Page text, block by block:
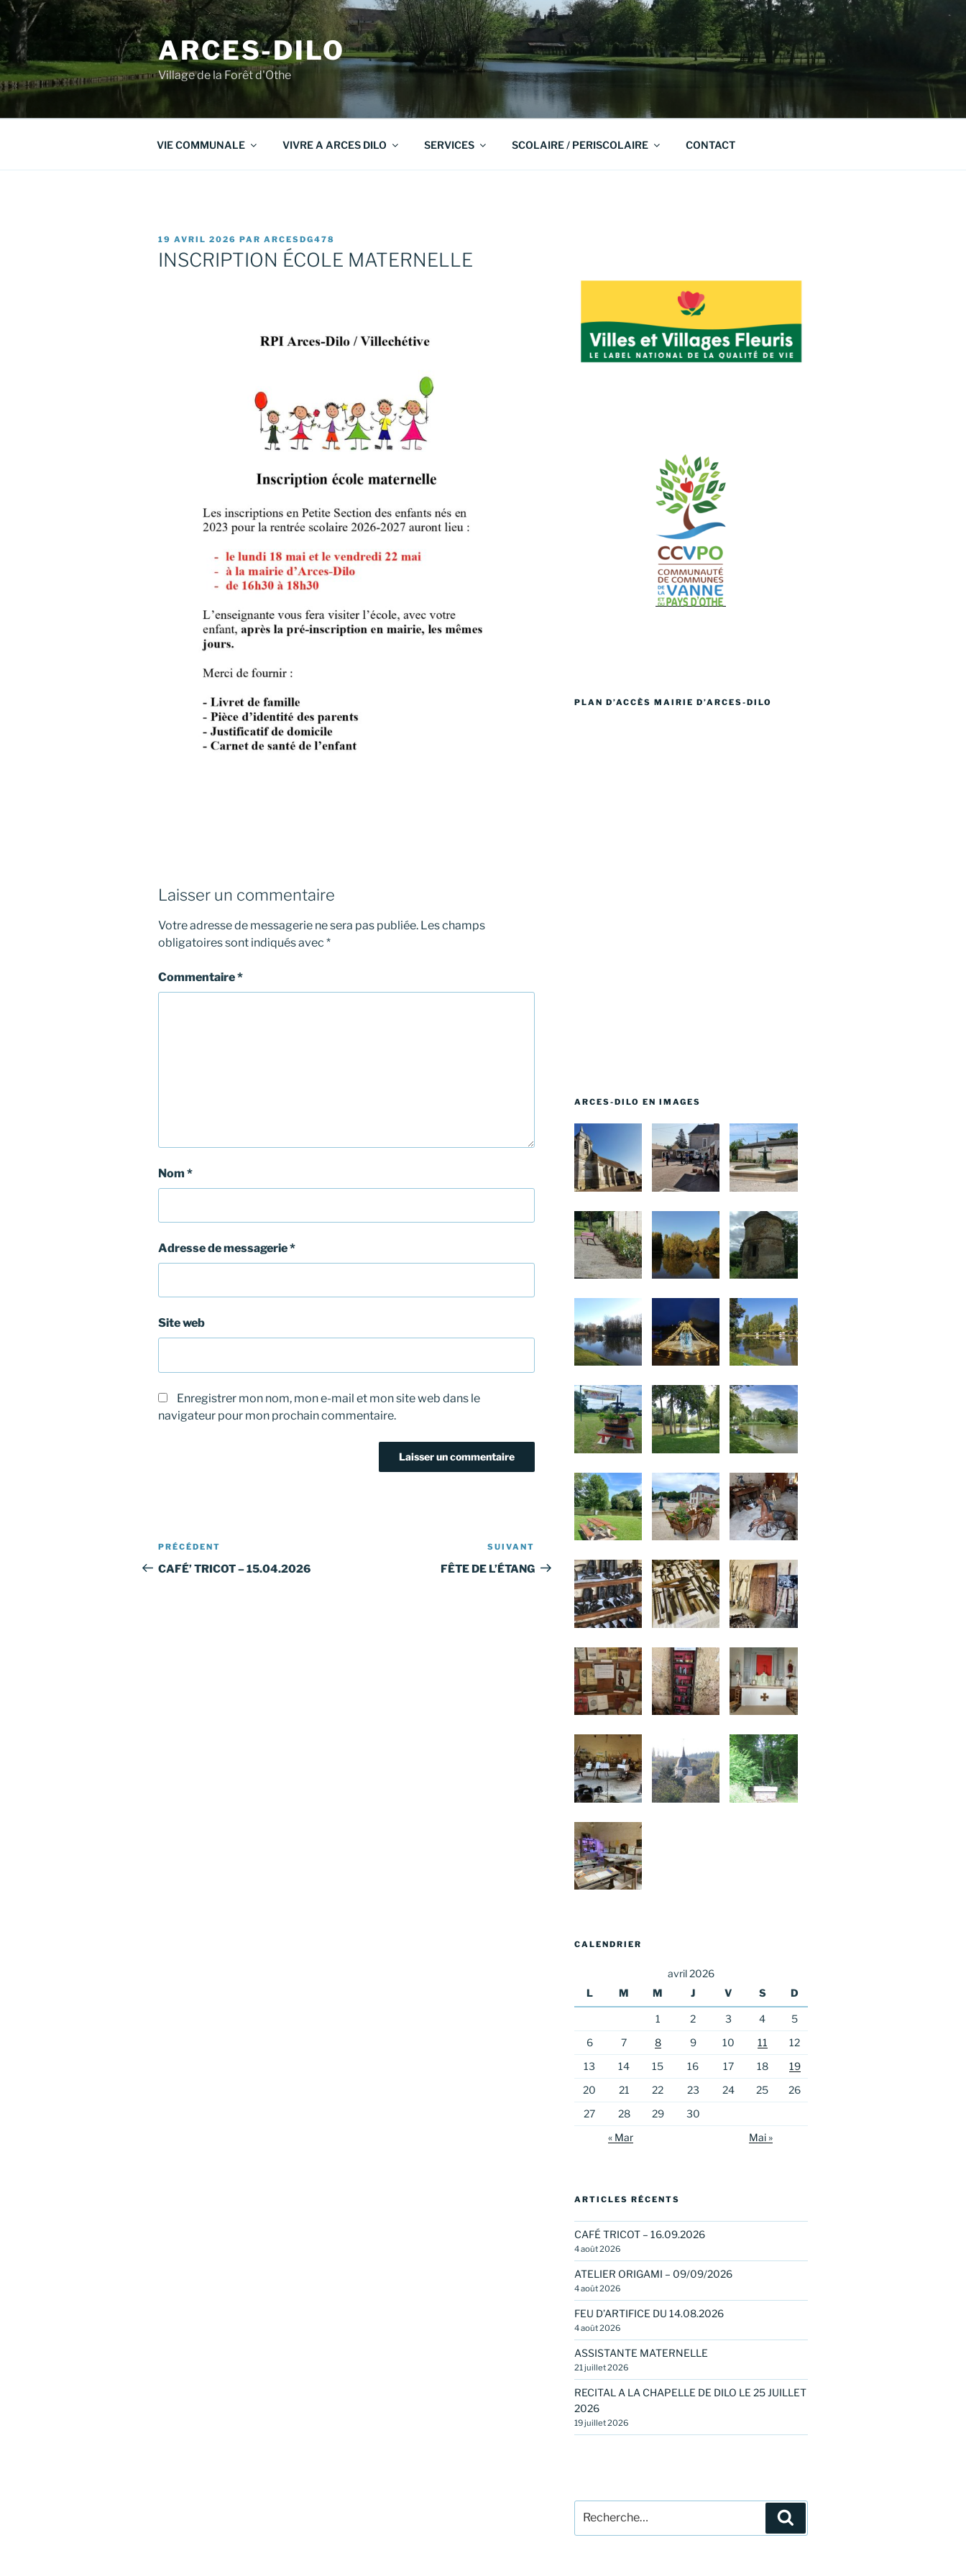
Aller
au
contenu
principal
ARCES-DILO
Village de la Forêt d'Othe
VIE COMMUNALE VIVRE A ARCES DILO SERVICES SCOLAIRE / PERISCOLAIRE CONTACT
PUBLIÉ
LE
19 AVRIL 2026 PAR ARCESDG478
INSCRIPTION ÉCOLE MATERNELLE
Laisser un commentaire
Votre adresse de messagerie ne sera pas publiée. Les champs
obligatoires sont indiqués avec *
Commentaire*
Nom *
Adresse de messagerie*
Site web
Enregistrer mon nom, mon e-mail et mon site web dans le
navigateur pour mon prochain commentaire.
Navigation
de
Article
précédent
PRÉCÉDENT
CAFÉ’ TRICOT – 15.04.2026
suivant
SUIVANT
FÊTE DE L’ÉTANG
PLAN D’ACCÈS MAIRIE D’ARCES-DILO
ARCES-DILO EN IMAGES
CALENDRIER
avril 2026
L
M M J V S D
1 2 3 4
5
6
7 8 9 10 11
12
13
14 15 16 17 18
19
20
21 22 23 24 25
26
27
28 29
30
« Mar
Mai »
ARTICLES RÉCENTS
CAFÉ TRICOT – 16.09.2026
4 août 2026
ATELIER ORIGAMI – 09/09/2026
4 août 2026
FEU D’ARTIFICE DU 14.08.2026
4 août 2026
ASSISTANTE MATERNELLE
21 juillet 2026
RECITAL A LA CHAPELLE DE DILO LE 25 JUILLET
2026
19 juillet 2026
pour
: